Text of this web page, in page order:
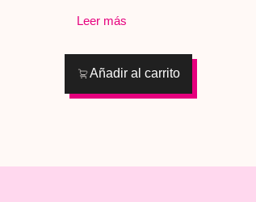
Leer más
Añadir al carrito